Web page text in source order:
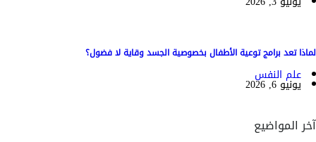
لماذا تعد برامج توعية الأطفال بخصوصية الجسد وقاية لا فضول؟
علم النفس
يونيو 6, 2026
آخر المواضيع